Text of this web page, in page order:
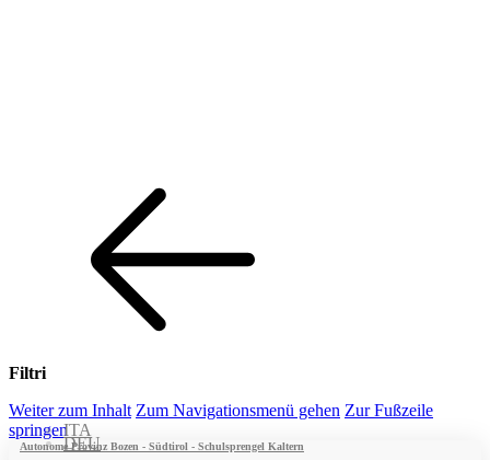
Filtri
Weiter zum Inhalt Zum Navigationsmenü gehen Zur Fußzeile
springen
Autonome Provinz Bozen - Südtirol - Schulsprengel Kaltern
ITA
DEU